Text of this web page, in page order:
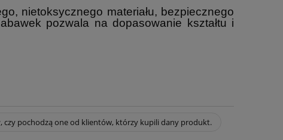
nietoksycznego materiału, bezpiecznego
pozwala na dopasowanie kształtu i
czy pochodzą one od klientów, którzy kupili dany produkt.